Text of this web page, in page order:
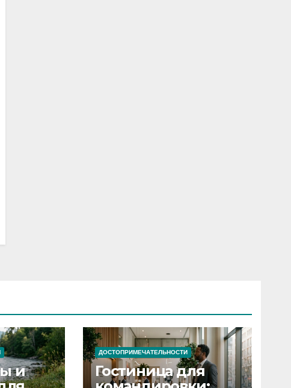
и
ДОСТОПРИМЕЧАТЕЛЬНОСТИ
Гостиница для